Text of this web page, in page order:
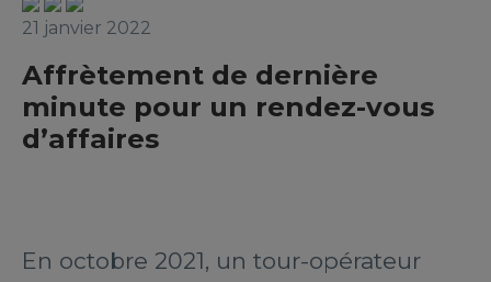
21 janvier 2022
Affrètement de dernière
minute pour un rendez-vous
d’affaires
En octobre 2021, un tour-opérateur